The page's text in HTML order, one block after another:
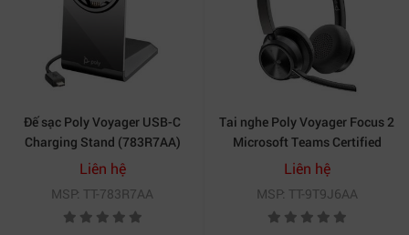
Đế sạc Poly Voyager USB-C
Charging Stand (783R7AA)
Liên hệ
MSP: TT-783R7AA
Tai nghe Poly Voyager Focus 2
Microsoft Teams Certified
USB-C-C Headset +USB-C/A
Adapter +Charging Stand
(9T9J6AA)
Liên hệ
MSP: TT-9T9J6AA